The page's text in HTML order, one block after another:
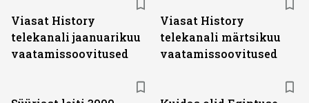
Viasat History
telekanali jaanuarikuu
vaatamissoovitused
Viasat History
telekanali märtsikuu
vaatamissoovitused